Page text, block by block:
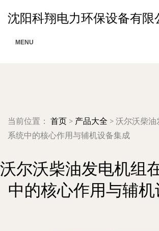
沈阳科翔电力环保设备有限
MENU
当前位置： 首页 > 产品大全 > 沃尔沃柴油
系统中的核心作用与辅机设备集成
沃尔沃柴油发电机组
中的核心作用与辅